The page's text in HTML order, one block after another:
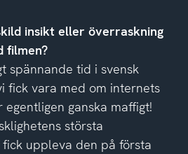
insikt eller överraskning
filmen?
spännande tid i svensk
fick vara med om internets
egentligen ganska maffigt!
största
uppleva den på första